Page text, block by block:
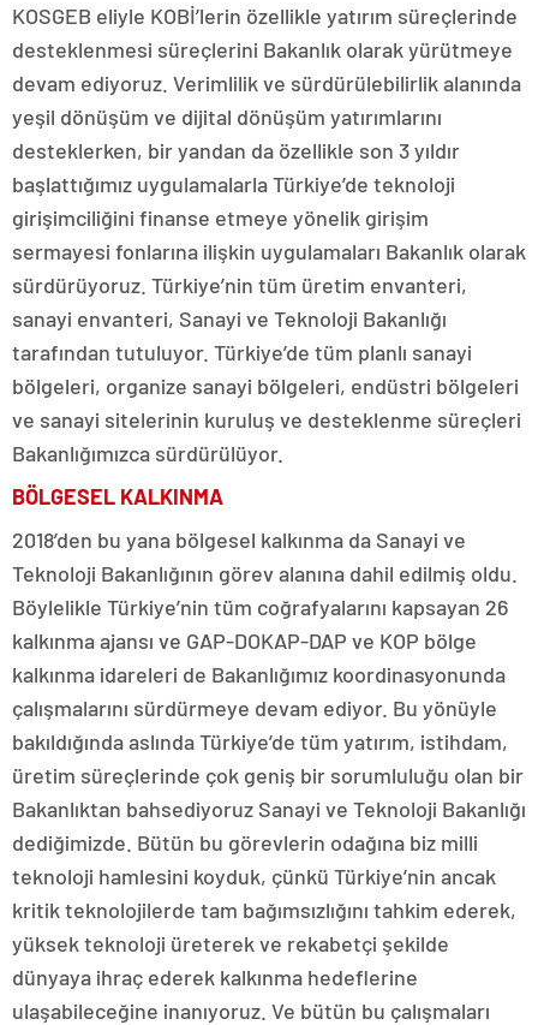
KOSGEB eliyle KOBİ’lerin özellikle yatırım süreçlerinde
desteklenmesi süreçlerini Bakanlık olarak yürütmeye
devam ediyoruz. Verimlilik ve sürdürülebilirlik alanında
yeşil dönüşüm ve dijital dönüşüm yatırımlarını
desteklerken, bir yandan da özellikle son 3 yıldır
başlattığımız uygulamalarla Türkiye’de teknoloji
girişimciliğini finanse etmeye yönelik girişim
sermayesi fonlarına ilişkin uygulamaları Bakanlık olarak
sürdürüyoruz. Türkiye’nin tüm üretim envanteri,
sanayi envanteri, Sanayi ve Teknoloji Bakanlığı
tarafından tutuluyor. Türkiye’de tüm planlı sanayi
bölgeleri, organize sanayi bölgeleri, endüstri bölgeleri
ve sanayi sitelerinin kuruluş ve desteklenme süreçleri
Bakanlığımızca sürdürülüyor.
BÖLGESEL KALKINMA
2018’den bu yana bölgesel kalkınma da Sanayi ve
Teknoloji Bakanlığının görev alanına dahil edilmiş oldu.
Böylelikle Türkiye’nin tüm coğrafyalarını kapsayan 26
kalkınma ajansı ve GAP-DOKAP-DAP ve KOP bölge
kalkınma idareleri de Bakanlığımız koordinasyonunda
çalışmalarını sürdürmeye devam ediyor. Bu yönüyle
bakıldığında aslında Türkiye’de tüm yatırım, istihdam,
üretim süreçlerinde çok geniş bir sorumluluğu olan bir
Bakanlıktan bahsediyoruz Sanayi ve Teknoloji Bakanlığı
dediğimizde. Bütün bu görevlerin odağına biz milli
teknoloji hamlesini koyduk, çünkü Türkiye’nin ancak
kritik teknolojilerde tam bağımsızlığını tahkim ederek,
yüksek teknoloji üreterek ve rekabetçi şekilde
dünyaya ihraç ederek kalkınma hedeflerine
ulaşabileceğine inanıyoruz. Ve bütün bu çalışmaları